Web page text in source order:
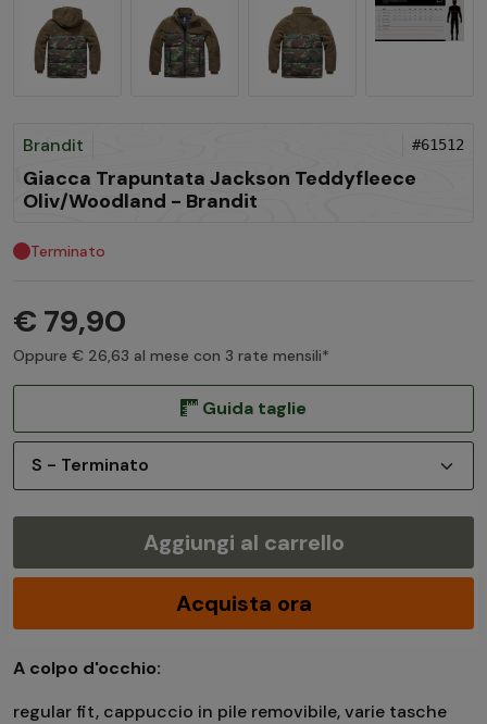
Brandit #61512
Giacca Trapuntata Jackson Teddyfleece
Oliv/Woodland - Brandit
Terminato
€ 79,90
Oppure € 26,63 al mese con 3 rate mensili*
Guida taglie
Aggiungi al carrello
Acquista ora
A colpo d'occhio:
regular fit, cappuccio in pile removibile, varie tasche